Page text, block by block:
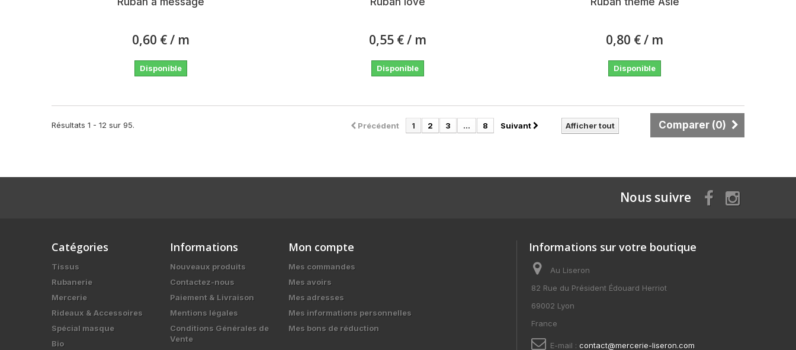
0,60 €/ m
Disponible
0,55 €/ m
Disponible
0,80 €/ m
Disponible
Comparer (0)
Afficher tout
Précédent 1 2 3 ... 8 Suivant
Résultats 1 - 12 sur 95.
Nous suivre
Catégories
Tissus
Rubanerie
Mercerie
Rideaux & Accessoires
Spécial masque
Bio
Informations
Nouveaux produits
Contactez-nous
Paiement & Livraison
Mentions légales
Conditions Générales de
Vente
Mon compte
Mes commandes
Mes avoirs
Mes adresses
Mes informations personnelles
Mes bons de réduction
Informations sur votre boutique
Au Liseron
82 Rue du Président Édouard Herriot
69002 Lyon
France
E-mail : contact@mercerie-liseron.com